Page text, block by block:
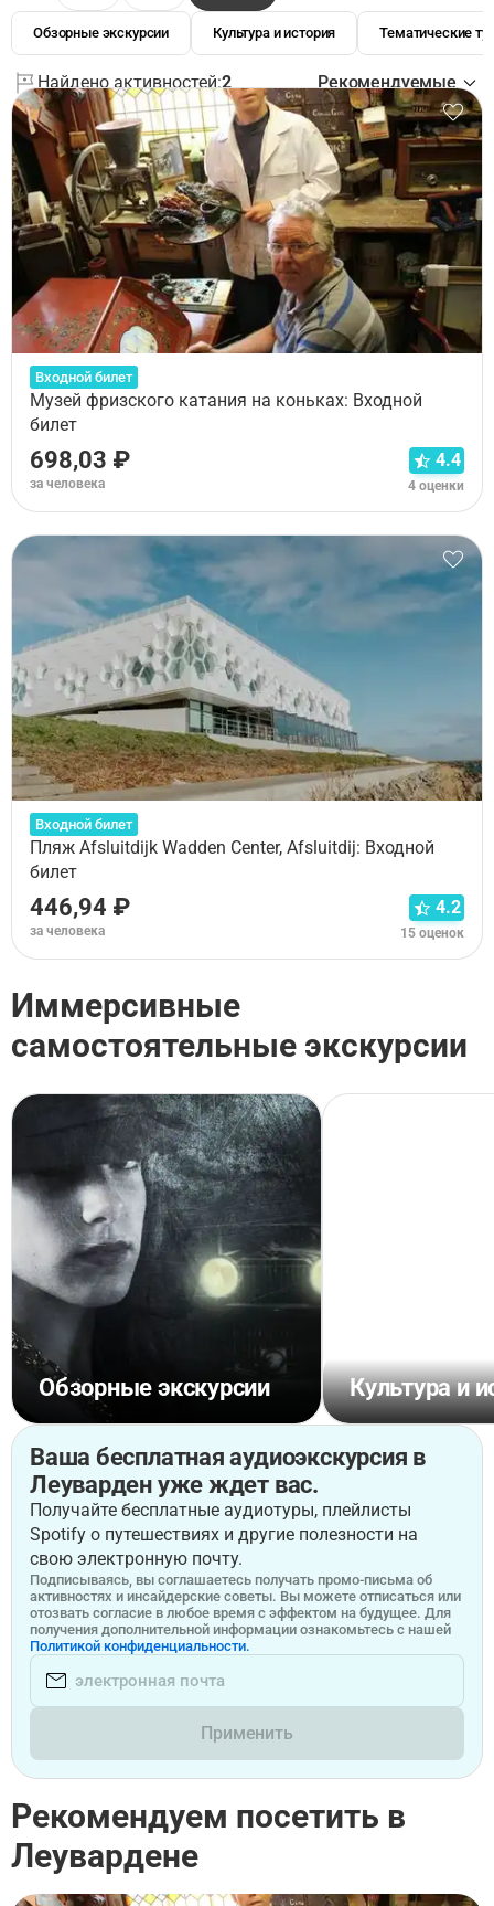
Обзорные экскурсии Культура и история Тематические
Найдено активностей:2 Рекомендуемые
Входной билет
Музей фризского катания на коньках: Входной
билет
698,03 ₽
за человека
4.4
4 оценки
Входной билет
Пляж Afsluitdijk Wadden Center, Afsluitdij: Входной
билет
446,94 ₽
за человека
4.2
15 оценок
Иммерсивные
самостоятельные экскурсии
Обзорные экскурсии Культура и
Ваша бесплатная аудиоэкскурсия в
Леуварден уже ждет вас.
Получайте бесплатные аудиотуры, плейлисты
Spotify о путешествиях и другие полезности на
свою электронную почту.
Подписываясь, вы соглашаетесь получать промо-письма об
активностях и инсайдерские советы. Вы можете отписаться или
отозвать согласие в любое время с эффектом на будущее. Для
получения дополнительной информации ознакомьтесь с нашей
Политикой конфиденциальности.
Применить
Рекомендуем посетить в
Леувардене